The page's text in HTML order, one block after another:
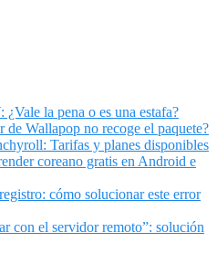
la pena o es una estafa?
de Wallapop no recoge el paquete?
Tarifas y planes disponibles
coreano gratis en Android e
cómo solucionar este error
con el servidor remoto”: solución